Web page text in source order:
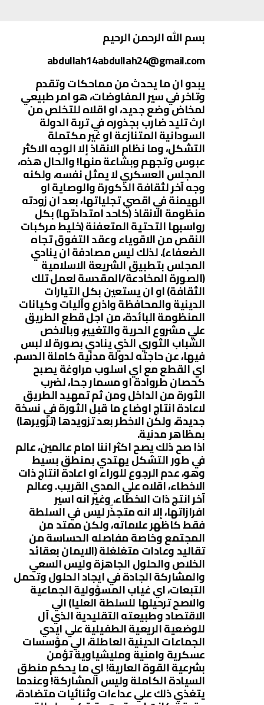
بسم الله الرحمن الرحيم
abdullah14abdullah24@gmail.com
يبدو ان ما يحدث من مماحكات وتقدم
وتاخر في سير المفاوضات، هو امر طبيعي
لمخاض وضع جديد، او اقلاه للتخلص من
ارث تليد ضارب بجذوره في تربة الدولة
السودانية المتنازعة او غير مكتملة
التشكل، وما نظام الانقاذ إلا الوجه الاكثر
عبوس وتجهم وبشاعة منها! والحال هذه،
المجلس العسكري لا يمثل نفسه، ولكنه
وجه آخر لثقافة الذكورة والوصاية او
الهيمنة في اقصي تجلياتها، بعد ان زودته
منظومة الانقاذ (كاحد امتدادتها) بكل
رواسبها التحتية المتعفنة (خليط مركبات
النقص من الاقوياء وعقد التفوق تجاه
الضعفاء). لذلك ليس مصادفة ان ينادي
المجلس بتطبيق الشريعة الاسلامية
(الصورة المخادعة/المقدسة لعمل تلك
الثقافة) او ان يستعين بكل التيارات
الدينية والمحافظة واذرع وآليات وكيانات
المنظومة البائدة، من اجل قطع الطريق
علي مشروع الحرية والتغيير، وبالاخص
الشباب الثوري الذي ينادي بصورة لا لبس
فيها، عن حاجته لدولة مدنية كاملة الدسم.
اي القطع مع اي اسلوب مراوغة يصبح
كحصان طروادة او مسمار جحا، لضرب
الثورة من الداخل ومن ثم تمهيد الطريق
لاعادة انتاج اوضاع ما قبل الثورة في نسخة
جديدة، ولكن الاخطر بعد تزويدها (تزويرها)
بمظاهر مدنية.
اذا صح ذلك يصح اكثر اننا امام عالمين، عالم
في طور التشكل يهتدي بمنطق بسيط
وهو، عدم الرجوع للوراء او اعادة انتاج ذات
الاخطاء، اقلاه علي المدي القريب. وعالم
آخر انتج ذات الاخطاء، وغير انه اسير
افرازاتها، إلا انه متجذِّر ليس في السلطة
فقط كاظهر علاماته، ولكن ممتد من
المجتمع وخاصة مفاصله الحساسة من
تقاليد وعادات متغلغلة (الايمان بعقائد
الخلاص والحلول الجاهزة وليس السعي
والمشاركة الجادة في ايجاد الحلول وتحمل
التبعات، اي غياب المسؤولية الجماعية
والاصح ترحيلها للسلطة العليا) الي
الاقتصاد وطبيعته التقليدية الذي آل
للوضعية الريعية الطفيلية علي ايدي
الجماعات الدينية العاطلة، الي مؤسسات
عسكرية وامنية ومليشياوية تؤمن
بشرعية القوة العارية! اي ما يحكم منطق
السيادة الكاملة وليس المشاركة! وعندما
يتغذي ذلك علي عداءات وثنائيات متضادة،